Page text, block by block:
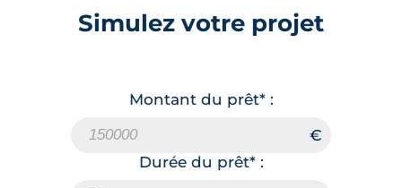
Simulez votre projet
Montant du prêt* :
Durée du prêt* :